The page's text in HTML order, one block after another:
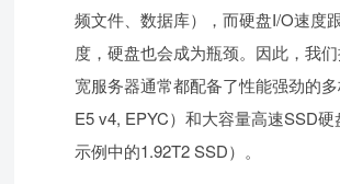
频文件、数据库），而硬盘I/O速度
度，硬盘也会成为瓶颈。因此，我
宽服务器通常都配备了性能强劲的
E5 v4, EPYC）和大容量高速SSD硬
示例中的1.92T2 SSD）。